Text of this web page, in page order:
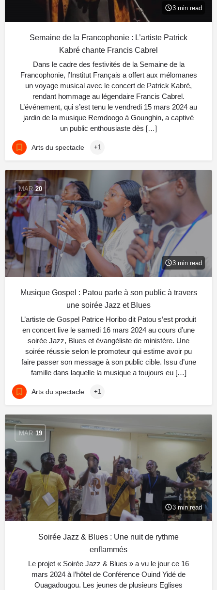
3 min read
Semaine de la Francophonie : L’artiste Patrick
Kabré chante Francis Cabrel
Dans le cadre des festivités de la Semaine de la
Francophonie, l’Institut Français a offert aux mélomanes
un voyage musical avec le concert de Patrick Kabré,
rendant hommage au légendaire Francis Cabrel.
L’événement, qui s’est tenu le vendredi 15 mars 2024 au
jardin de la musique Remdoogo à Gounghin, a captivé
un public enthousiaste dès […]
Arts du spectacle +1
MAR 20
3 min read
Musique Gospel : Patou parle à son public à travers
une soirée Jazz et Blues
L’artiste de Gospel Patrice Horibo dit Patou s’est produit
en concert live le samedi 16 mars 2024 au cours d’une
soirée Jazz, Blues et évangéliste de ministère. Une
soirée réussie selon le promoteur qui estime avoir pu
faire passer son message à son public cible. Issu d’une
famille dans laquelle la musique a toujours eu […]
Arts du spectacle +1
MAR 19
3 min read
Soirée Jazz & Blues : Une nuit de rythme
enflammés
Le projet « Soirée Jazz & Blues » a vu le jour ce 16
mars 2024 à l’hôtel de Conférence Ouind Yidé de
Ouagadougou. Les jeunes de plusieurs Eglises